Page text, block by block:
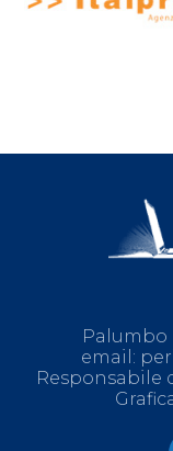
Palumbo
email:
Responsabile